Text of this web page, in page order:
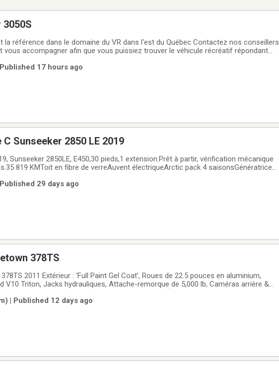
3050S
la référence dans le domaine du VR dans l'est du Québec Contactez nos conseillers
vous accompagner afin que vous puissiez trouver le véhicule récréatif répondant
votre
17 hours ago
Sunseeker 2850 LE 2019
extension.Prêt à partir, vérification mécanique
819 KMToit en fibre de verreAuvent électriqueArctic pack 4 saisonsGénératrice
29 days ago
378TS
2011 Extérieur : ‘Full Paint Gel Coat’, Roues de 22.5 pouces en aluminium,
V10 Triton, Jacks hydrauliques, Attache-remorque de 5,000 lb, Caméras arrière &
électrique
| Published 12 days ago